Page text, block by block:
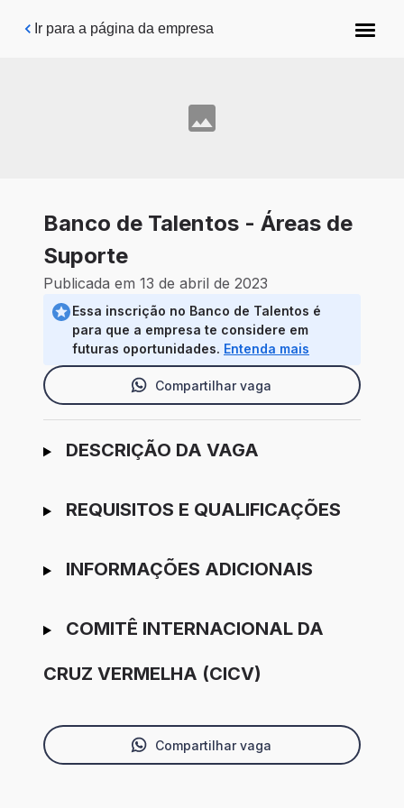
Pular para o conteúdo principal
Ir para a página da empresa
Banco de Talentos - Áreas de
Suporte
Publicada em 13 de abril de 2023
Essa inscrição no Banco de Talentos é
para que a empresa te considere em
futuras oportunidades. Entenda mais
Compartilhar vaga
Ir para candidatura
DESCRIÇÃO DA VAGA
REQUISITOS E QUALIFICAÇÕES
INFORMAÇÕES ADICIONAIS
COMITÊ INTERNACIONAL DA
CRUZ VERMELHA (CICV)
Compartilhar vaga